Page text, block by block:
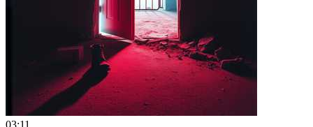
03:11